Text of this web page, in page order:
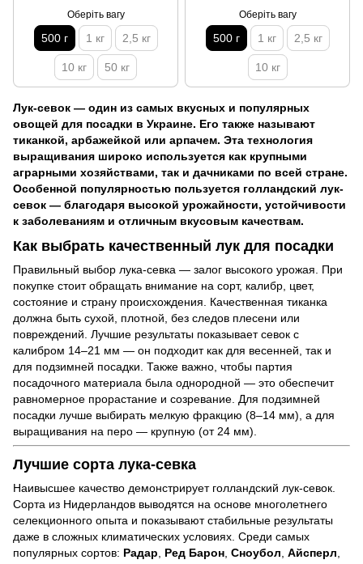
Оберіть вагу
500 г 1 кг 2,5 кг
10 кг 50 кг
Оберіть вагу
500 г 1 кг 2,5 кг
10 кг
Лук-севок — один из самых вкусных и популярных
овощей для посадки в Украине. Его также называют
тиканкой, арбажейкой или арпачем. Эта технология
выращивания широко используется как крупными
аграрными хозяйствами, так и дачниками по всей стране.
Особенной популярностью пользуется голландский лук-
севок — благодаря высокой урожайности, устойчивости
к заболеваниям и отличным вкусовым качествам.
Как выбрать качественный лук для посадки
Правильный выбор лука-севка — залог высокого урожая. При
покупке стоит обращать внимание на сорт, калибр, цвет,
состояние и страну происхождения. Качественная тиканка
должна быть сухой, плотной, без следов плесени или
повреждений. Лучшие результаты показывает севок с
калибром 14–21 мм — он подходит как для весенней, так и
для подзимней посадки. Также важно, чтобы партия
посадочного материала была однородной — это обеспечит
равномерное прорастание и созревание. Для подзимней
посадки лучше выбирать мелкую фракцию (8–14 мм), а для
выращивания на перо — крупную (от 24 мм).
Лучшие сорта лука-севка
Наивысшее качество демонстрирует голландский лук-севок.
Сорта из Нидерландов выводятся на основе многолетнего
селекционного опыта и показывают стабильные результаты
даже в сложных климатических условиях. Среди самых
популярных сортов: Радар Ред Барон Сноубол Айсперл